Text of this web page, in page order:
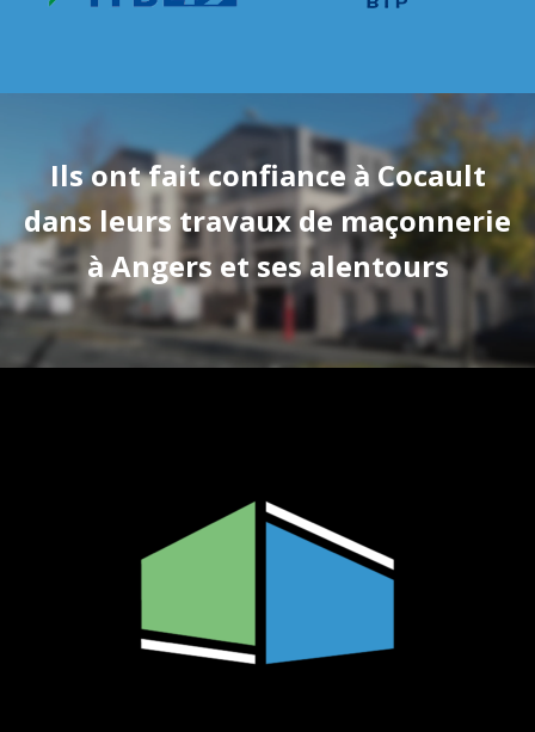
Ils ont fait confiance à Cocault
dans leurs travaux de maçonnerie
à Angers et ses alentours